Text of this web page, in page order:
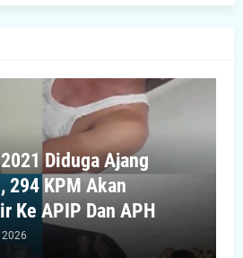
Diduga Ajang
294 KPM Akan
Ke APIP Dan APH